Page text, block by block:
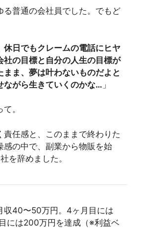
る普通の会社員でした。でもど
休日でもクレームの電話にヒヤ
社の目標と自分の人生の目標が
まま、夢は叶わないものだよと
ながら生きていくのかな… 」
。
責任感と、このままで終わりた
感の中で、副業から物販を始
を辞めました。
収40〜50万円。4ヶ月目には
には200万円を達成（※利益ベ